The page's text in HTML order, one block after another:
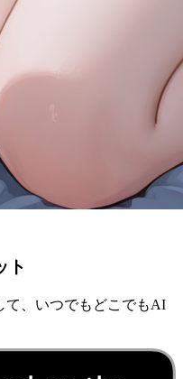
ト
て、いつでもどこでもAI